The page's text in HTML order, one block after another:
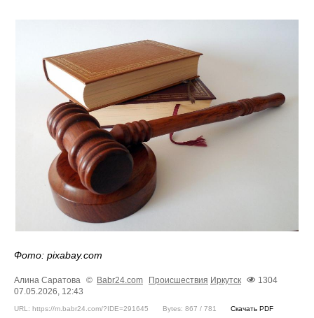
Фото: pixabay.com
Алина Саратова © Babr24.com Происшествия Иркутск
1304
07.05.2026, 12:43
URL: https://m.babr24.com/?IDE=291645 Bytes: 867 / 781 Скачать PDF